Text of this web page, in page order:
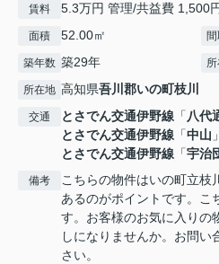
賃料 5.3万円 管理/共益費 1,500
面積 52.00㎡ 間
築年数 築29年
所在地 高知県吾川郡いの町枝川
交通 とさでん交通伊野線 「八代
とさでん交通伊野線 「中山
とさでん交通伊野線 「宇治
備考
こちらの物件はいの町立枝
あるのがポイントです。こ
す。お客様のお気に入りの
しになりませんか。お問い
さい。